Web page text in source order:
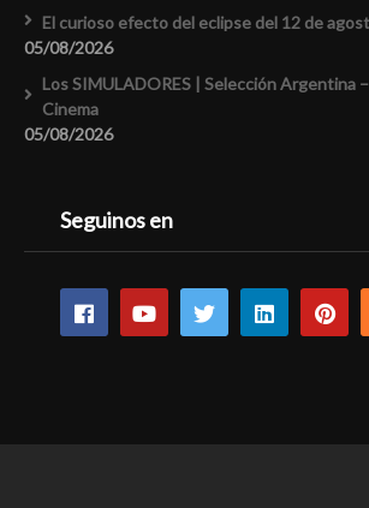
El curioso efecto del eclipse del 12 de
05/08/2026
Los SIMULADORES | Selección Argentina
Cinema
05/08/2026
Seguinos en